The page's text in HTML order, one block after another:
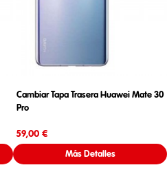
Cambiar Tapa Trasera Huawei Mate 30
Pro
59,00 €
Más Detalles